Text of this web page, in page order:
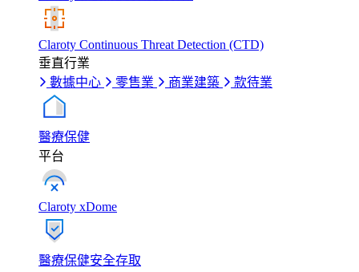
Claroty Continuous Threat Detection (CTD)
垂直行業
數據中心
零售業 商業建築 款待業
醫療保健
平台
Claroty xDome
醫療保健安全存取